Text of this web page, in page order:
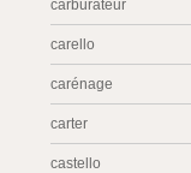
carburateur
carello
carénage
carter
castello